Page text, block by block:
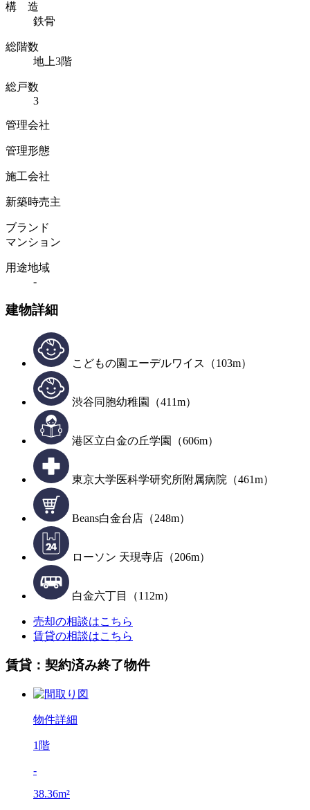
構 造
鉄骨
総階数
地上3階
総戸数
3
管理会社
管理形態
施工会社
新築時売主
ブランド
マンション
用途地域
-
建物詳細
こどもの園エーデルワイス（103m）
渋谷同胞幼稚園（411m）
港区立白金の丘学園（606m）
東京大学医科学研究所附属病院（461m）
Beans白金台店（248m）
ローソン 天現寺店（206m）
白金六丁目（112m）
売却の相談はこちら
賃貸の相談はこちら
賃貸：契約済み終了物件
物件詳細
1階
-
38.36m²